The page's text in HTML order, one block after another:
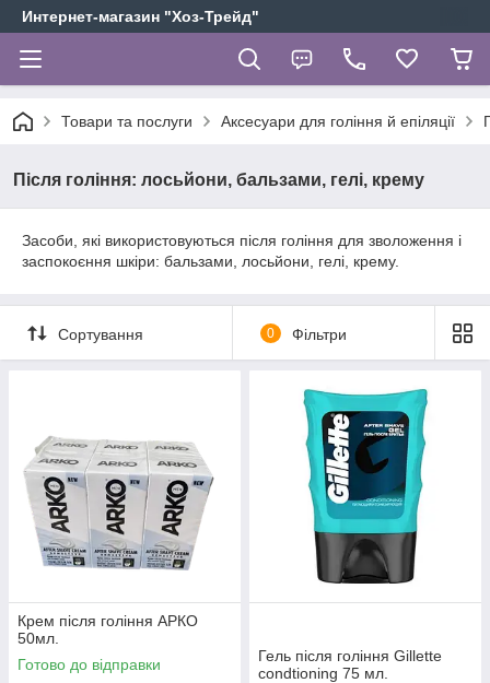
Интернет-магазин "Хоз-Трейд"
Товари та послуги Аксесуари для гоління й епіляції
Після гоління: лосьйони, бальзами, гелі, крему
Засоби, які використовуються після гоління для зволоження і
заспокоєння шкіри: бальзами, лосьйони, гелі, крему.
Сортування 0 Фільтри
Крем після гоління АРКО
50мл.
Готово до відправки
Гель після гоління Gillette
condtioning 75 мл.